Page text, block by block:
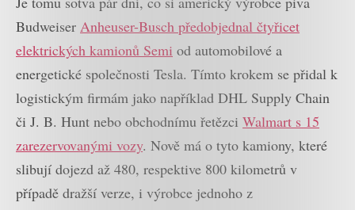
Budweiser Anheuser-Busch předobjednal čtyřicet
elektrických kamionů Semi od automobilové a
energetické společnosti Tesla. Tímto krokem se přidal k
logistickým firmám jako například DHL Supply Chain
či J. B. Hunt nebo obchodnímu řetězci Walmart s 15
zarezervovanými vozy. Nově má o tyto kamiony, které
slibují dojezd až 480, respektive 800 kilometrů v
případě dražší verze, i výrobce jednoho z